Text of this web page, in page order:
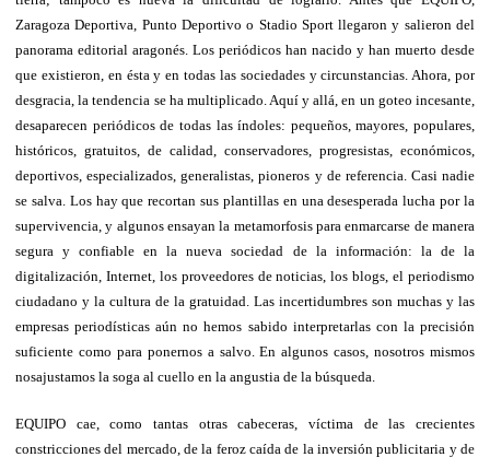
Zaragoza Deportiva, Punto Deportivo o Stadio Sport llegaron y salieron del
panorama editorial aragonés. Los periódicos han nacido y han muerto desde
que existieron, en ésta y en todas las sociedades y circunstancias. Ahora, por
desgracia, la tendencia se ha multiplicado. Aquí y allá, en un goteo incesante,
desaparecen periódicos de todas las índoles: pequeños, mayores, populares,
históricos, gratuitos, de calidad, conservadores, progresistas, económicos,
deportivos, especializados, generalistas, pioneros y de referencia. Casi nadie
se salva. Los hay que recortan sus plantillas en una desesperada lucha por la
supervivencia, y algunos ensayan la metamorfosis para enmarcarse de manera
segura y confiable en la nueva sociedad de la información: la de la
digitalización, Internet, los proveedores de noticias, los blogs, el periodismo
ciudadano y la cultura de la gratuidad. Las incertidumbres son muchas y las
empresas periodísticas aún no hemos sabido interpretarlas con la precisión
suficiente como para ponernos a salvo. En algunos casos, nosotros mismos
nosajustamos la soga al cuello en la angustia de la búsqueda.
EQUIPO cae, como tantas otras cabeceras, víctima de las crecientes
constricciones del mercado, de la feroz caída de la inversión publicitaria y de